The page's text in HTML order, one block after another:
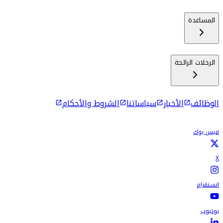
المساعدة
الرحلات الرائجة
الوظائف الأخبار سياساتنا الشروط والأحكام
فيس بوك
X
انستقرام
يوتيوب